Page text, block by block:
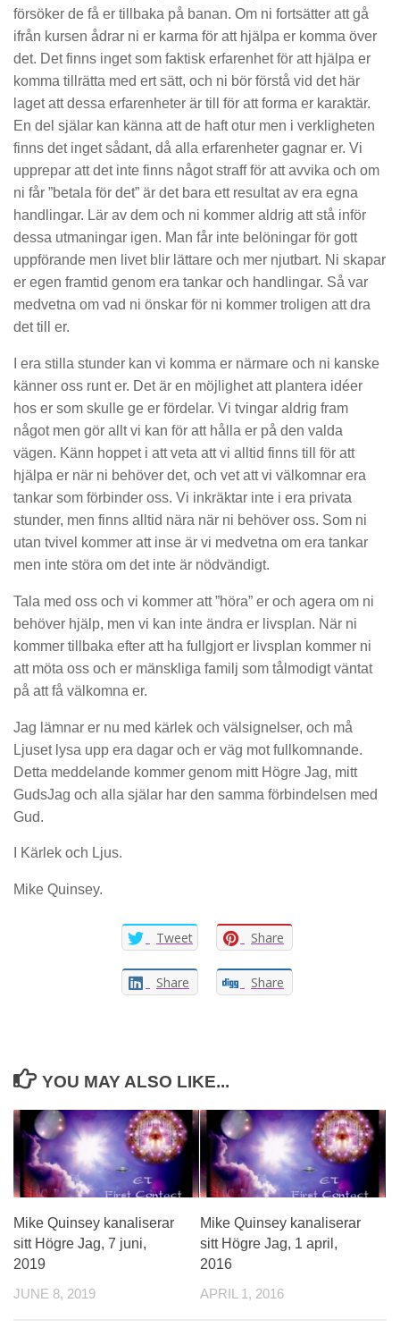
försöker de få er tillbaka på banan. Om ni fortsätter att gå
ifrån kursen ådrar ni er karma för att hjälpa er komma över
det. Det finns inget som faktisk erfarenhet för att hjälpa er
komma tillrätta med ert sätt, och ni bör förstå vid det här
laget att dessa erfarenheter är till för att forma er karaktär.
En del själar kan känna att de haft otur men i verkligheten
finns det inget sådant, då alla erfarenheter gagnar er. Vi
upprepar att det inte finns något straff för att avvika och om
ni får ”betala för det” är det bara ett resultat av era egna
handlingar. Lär av dem och ni kommer aldrig att stå inför
dessa utmaningar igen. Man får inte belöningar för gott
uppförande men livet blir lättare och mer njutbart. Ni skapar
er egen framtid genom era tankar och handlingar. Så var
medvetna om vad ni önskar för ni kommer troligen att dra
det till er.
I era stilla stunder kan vi komma er närmare och ni kanske
känner oss runt er. Det är en möjlighet att plantera idéer
hos er som skulle ge er fördelar. Vi tvingar aldrig fram
något men gör allt vi kan för att hålla er på den valda
vägen. Känn hoppet i att veta att vi alltid finns till för att
hjälpa er när ni behöver det, och vet att vi välkomnar era
tankar som förbinder oss. Vi inkräktar inte i era privata
stunder, men finns alltid nära när ni behöver oss. Som ni
utan tvivel kommer att inse är vi medvetna om era tankar
men inte störa om det inte är nödvändigt.
Tala med oss och vi kommer att ”höra” er och agera om ni
behöver hjälp, men vi kan inte ändra er livsplan. När ni
kommer tillbaka efter att ha fullgjort er livsplan kommer ni
att möta oss och er mänskliga familj som tålmodigt väntat
på att få välkomna er.
Jag lämnar er nu med kärlek och välsignelser, och må
Ljuset lysa upp era dagar och er väg mot fullkomnande.
Detta meddelande kommer genom mitt Högre Jag, mitt
GudsJag och alla själar har den samma förbindelsen med
Gud.
I Kärlek och Ljus.
Mike Quinsey.
Tweet Share
Share Share
YOU MAY ALSO LIKE...
Mike Quinsey kanaliserar
sitt Högre Jag, 7 juni,
2019
JUNE 8, 2019
Mike Quinsey kanaliserar
sitt Högre Jag, 1 april,
2016
APRIL 1, 2016